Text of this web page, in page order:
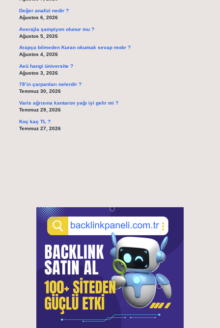
Değer analizi nedir ?
Ağustos 6, 2026
Averajla şampiyon olunur mu ?
Ağustos 5, 2026
Arapça bilmeden Kuran okumak sevap mıdır ?
Ağustos 4, 2026
Aeü hangi üniversite ?
Ağustos 3, 2026
78’in çarpanları nelerdir ?
Temmuz 30, 2026
Varis ağrısına kantaron yağı iyi gelir mi ?
Temmuz 29, 2026
Koç kaç TL ?
Temmuz 27, 2026